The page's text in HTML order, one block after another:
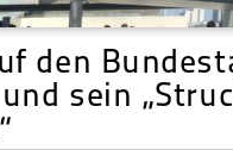
den
sein